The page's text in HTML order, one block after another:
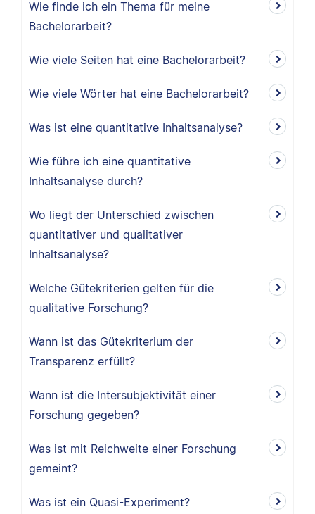
Wie finde ich ein Thema für meine
Bachelorarbeit?
Wie viele Seiten hat eine Bachelorarbeit?
Wie viele Wörter hat eine Bachelorarbeit?
Was ist eine quantitative Inhaltsanalyse?
Wie führe ich eine quantitative
Inhaltsanalyse durch?
Wo liegt der Unterschied zwischen
quantitativer und qualitativer
Inhaltsanalyse?
Welche Gütekriterien gelten für die
qualitative Forschung?
Wann ist das Gütekriterium der
Transparenz erfüllt?
Wann ist die Intersubjektivität einer
Forschung gegeben?
Was ist mit Reichweite einer Forschung
gemeint?
Was ist ein Quasi-Experiment?